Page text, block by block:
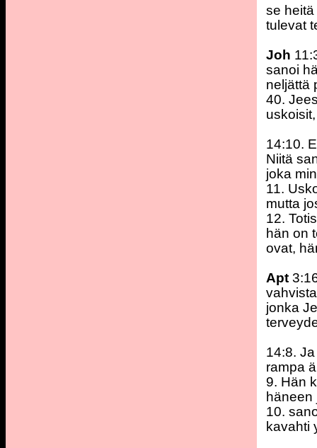
se
tulevat
Joh
sanoi
neljättä
40.
14:10.
Niitä
joka
11.
mutta
12.
hän on
ovat,
Apt
jonka
14:8.
rampa
9. Hän
10.
kavahti